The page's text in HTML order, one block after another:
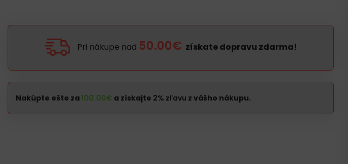
Pri nákupe nad 50.00€ získate dopravu zdarma!
Nakúpte ešte za 100.00€ a získajte 2% zľavu z vášho nákupu.